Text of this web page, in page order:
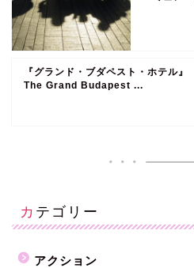
『グランド・ブダペスト・ホテル』
The Grand Budapest ...
カテゴリー
アクション